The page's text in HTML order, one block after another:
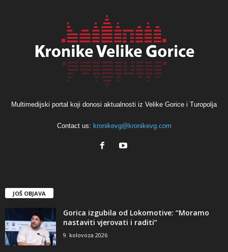
Multimedijski portal koji donosi aktualnosti iz Velike Gorice i Turopolja
Contact us: kronikevg@kronikevg.com
JOŠ OBJAVA
Gorica izgubila od Lokomotive: “Moramo
nastaviti vjerovati i raditi”
9. kolovoza 2026